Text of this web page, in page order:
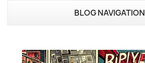
BLOG NAVIGATION